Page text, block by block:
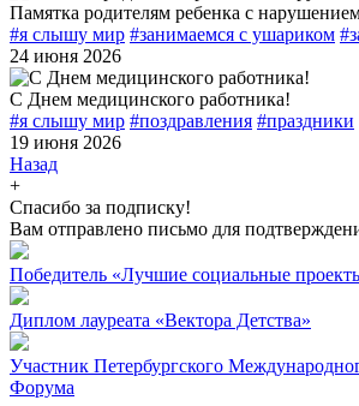
Памятка родителям ребенка с
#я слышу мир #занимаемся с ушариком
24 июня 2026
С Днем медицинского работника!
#я слышу мир #поздравления #праздники
19 июня 2026
Назад
+
Спасибо за подписку!
Вам отправлено письмо для
Победитель «Лучшие социальные
Диплом лауреата «Вектора Детства»
Участник Петербургского
Форума